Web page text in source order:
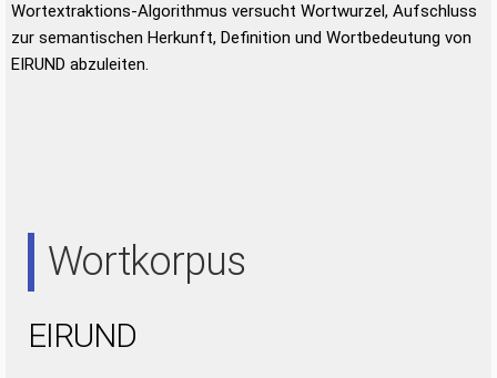
Wortextraktions-Algorithmus versucht Wortwurzel, Aufschluss
zur semantischen Herkunft, Definition und Wortbedeutung von
EIRUND abzuleiten.
Wortkorpus
EIRUND